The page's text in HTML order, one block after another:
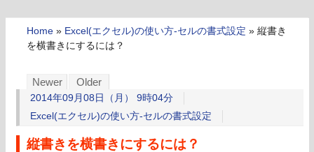
Home » Excel(エクセル)の使い方-セルの書式設定 » 縦書き
を横書きにするには？
Newer Older
2014年09月08日（月） 9時04分
Excel(エクセル)の使い方-セルの書式設定
縦書きを横書きにするには？